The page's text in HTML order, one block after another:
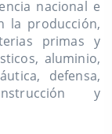
nacional e
la producción,
primas y
aluminio,
defensa,
y